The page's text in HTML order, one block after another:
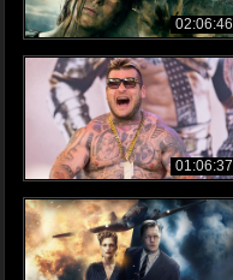
02:06:46
01:06:37